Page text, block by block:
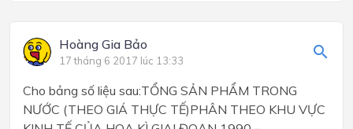
Hoàng Gia Bảo
17 tháng 6 2017 lúc 13:33
Cho bảng số liệu sau:TỔNG SẢN PHẨM TRONG
NƯỚC (THEO GIÁ THỰC TẾ)PHÂN THEO KHU VỰC